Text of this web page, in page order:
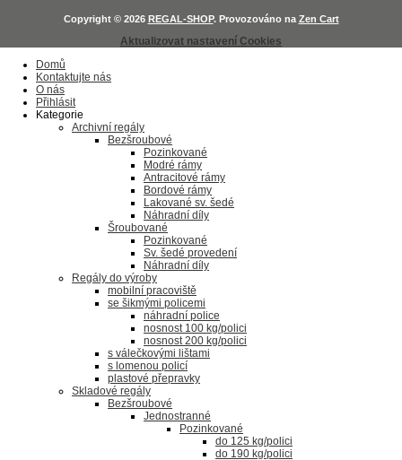
Copyright © 2026 REGAL-SHOP. Provozováno na Zen Cart
Aktualizovat nastavení Cookies
Domů
Kontaktujte nás
O nás
Přihlásit
Kategorie
Archivní regály
Bezšroubové
Pozinkované
Modré rámy
Antracitové rámy
Bordové rámy
Lakované sv. šedé
Náhradní díly
Šroubované
Pozinkované
Sv. šedé provedení
Náhradní díly
Regály do výroby
mobilní pracoviště
se šikmými policemi
náhradní police
nosnost 100 kg/polici
nosnost 200 kg/polici
s válečkovými lištami
s lomenou policí
plastové přepravky
Skladové regály
Bezšroubové
Jednostranné
Pozinkované
do 125 kg/polici
do 190 kg/polici